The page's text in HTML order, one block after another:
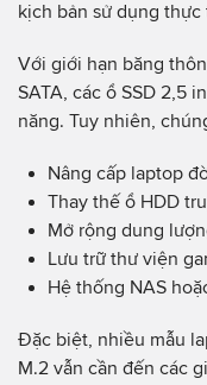
kịch bản sử dụng thực
Với giới hạn băng
SATA, các ổ SSD 2,5
năng. Tuy nhiên,
Nâng cấp laptop
Thay thế ổ HDD
Mở rộng dung
Lưu trữ thư viện
Hệ thống NAS
Đặc biệt, nhiều mẫu
M.2 vẫn cần đến các